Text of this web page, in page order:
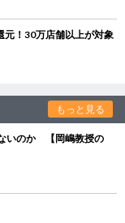
元！30万店舗以上が対象
もっと見る
いのか 【岡嶋教授の